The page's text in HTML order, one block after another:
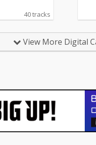
40 tracks
View More Digital